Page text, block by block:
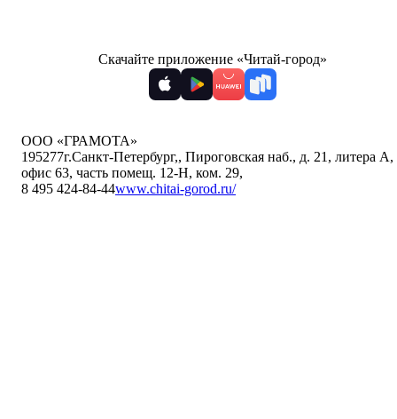
Скачайте приложение «Читай-город»
ООО «ГРАМОТА»
195277г.Санкт-Петербург,, Пироговская наб., д. 21, литера А,
офис 63, часть помещ. 12-Н, ком. 29,
8 495 424-84-44www.chitai-gorod.ru/